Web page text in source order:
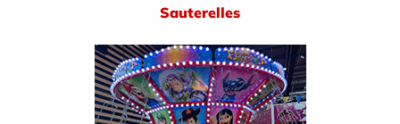
Sauterelles